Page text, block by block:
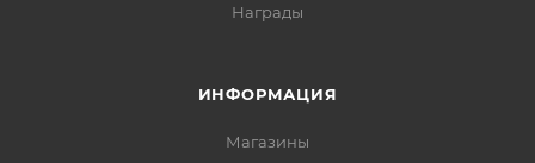
Награды
ИНФОРМАЦИЯ
Магазины